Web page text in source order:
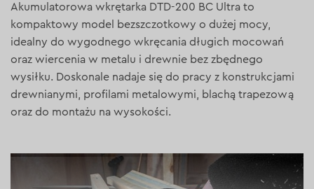
Akumulatorowa wkrętarka DTD-200 BC Ultra to
kompaktowy model bezszczotkowy o dużej mocy,
idealny do wygodnego wkręcania długich mocowań
oraz wiercenia w metalu i drewnie bez zbędnego
wysiłku. Doskonale nadaje się do pracy z konstrukcjami
drewnianymi, profilami metalowymi, blachą trapezową
oraz do montażu na wysokości.